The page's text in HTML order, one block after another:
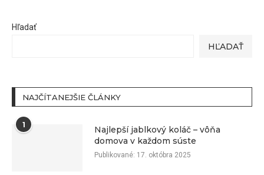
Hľadať
HĽADAŤ
NAJČÍTANEJŠIE ČLÁNKY
1
Najlepší jablkový koláč – vôňa
domova v každom súste
Publikované: 17. októbra 2025